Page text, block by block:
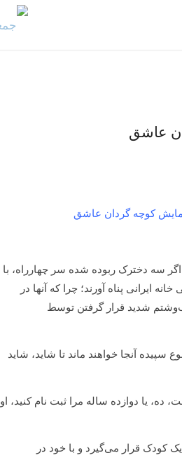
عاشق
کوچه گردان عاشق
اگر سه دخترک ربوده شده سر چهارراه، با
ایرانی پناه آورند؛ چرا که آنها در
شدید قرار گرفتن توسط
از چه ساعتی آنجا هستند؟ از ساعت 10 شب و تا طلوع سپیده آنجا خواهند ماند تا شاید، شاید
یا دوازده ساله مرا ثبت نام کنید، او
کودک قرار می‌گیرد و با خود در